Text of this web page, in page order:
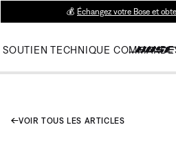
💰 Échangez votre Bose et
SOUTIEN TECHNIQUE
VOIR TOUS LES ARTICLES